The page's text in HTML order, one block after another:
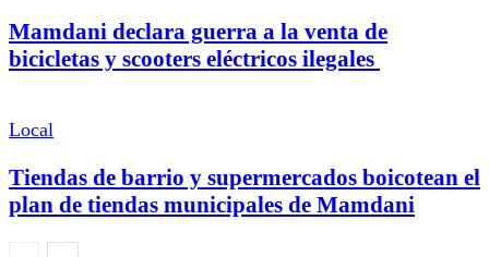
Mamdani declara guerra a la venta de
bicicletas y scooters eléctricos ilegales
Local
Tiendas de barrio y supermercados boicotean el
plan de tiendas municipales de Mamdani